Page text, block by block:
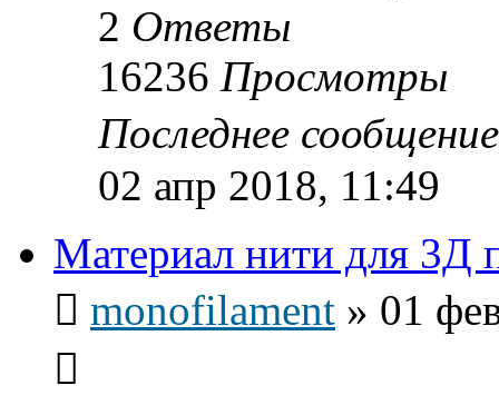
2 Ответы
16236 Просмотры
Последнее
02 апр 2018, 11:49
Материал нити для 3Д
monofilament » 01